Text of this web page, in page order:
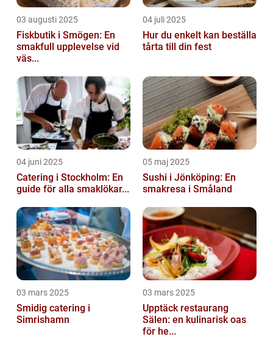
03 augusti 2025
Fiskbutik i Smögen: En
smakfull upplevelse vid
väs...
04 juli 2025
Hur du enkelt kan beställa
tårta till din fest
04 juni 2025
Catering i Stockholm: En
guide för alla smaklökar...
05 maj 2025
Sushi i Jönköping: En
smakresa i Småland
03 mars 2025
Smidig catering i
Simrishamn
03 mars 2025
Upptäck restaurang
Sälen: en kulinarisk oas
för he...